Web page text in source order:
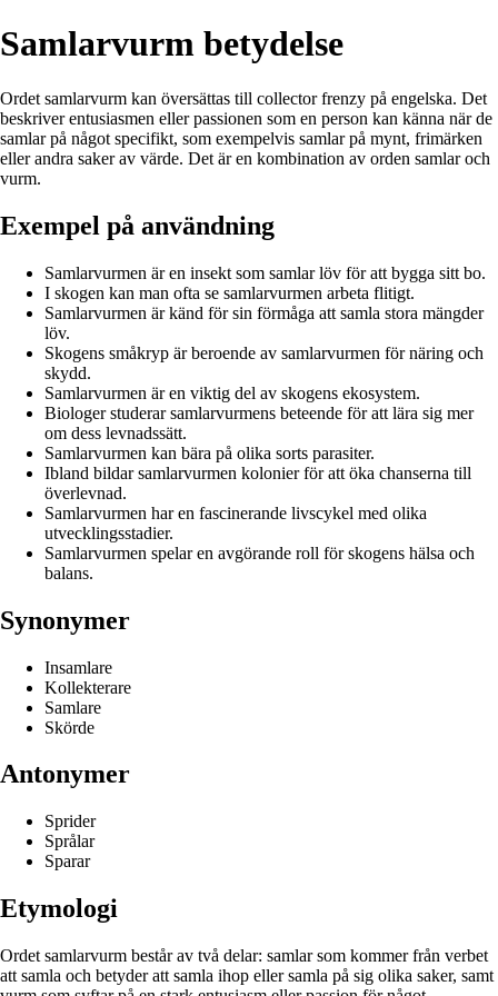
Samlarvurm betydelse
Ordet samlarvurm kan översättas till collector frenzy på engelska. Det
beskriver entusiasmen eller passionen som en person kan känna när de
samlar på något specifikt, som exempelvis samlar på mynt, frimärken
eller andra saker av värde. Det är en kombination av orden samlar och
vurm.
Exempel på användning
Samlarvurmen är en insekt som samlar löv för att bygga sitt bo.
I skogen kan man ofta se samlarvurmen arbeta flitigt.
Samlarvurmen är känd för sin förmåga att samla stora mängder
löv.
Skogens småkryp är beroende av samlarvurmen för näring och
skydd.
Samlarvurmen är en viktig del av skogens ekosystem.
Biologer studerar samlarvurmens beteende för att lära sig mer
om dess levnadssätt.
Samlarvurmen kan bära på olika sorts parasiter.
Ibland bildar samlarvurmen kolonier för att öka chanserna till
överlevnad.
Samlarvurmen har en fascinerande livscykel med olika
utvecklingsstadier.
Samlarvurmen spelar en avgörande roll för skogens hälsa och
balans.
Synonymer
Insamlare
Kollekterare
Samlare
Skörde
Antonymer
Sprider
Språlar
Sparar
Etymologi
Ordet samlarvurm består av två delar: samlar som kommer från verbet
att samla och betyder att samla ihop eller samla på sig olika saker, samt